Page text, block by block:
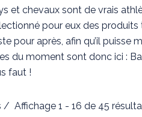
et chevaux sont de vrais
pour eux des
pour après, afin qu’il puisse
du moment sont donc ici :
faut !
Affichage 1 - 16 de 45